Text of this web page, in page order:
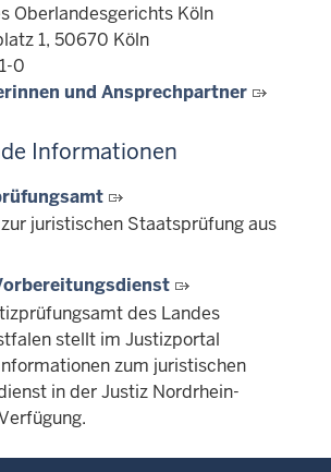
Oberlandesgerichts Köln
1, 50670 Köln
0
und Ansprechpartner
Informationen
juristischen Staatsprüfung aus
des Landes
stellt im Justizportal
zum juristischen
in der Justiz Nordrhein-